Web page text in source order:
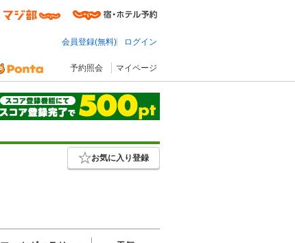
会員登録(無料) ログイン
予約照会 マイページ
お気に入り登録